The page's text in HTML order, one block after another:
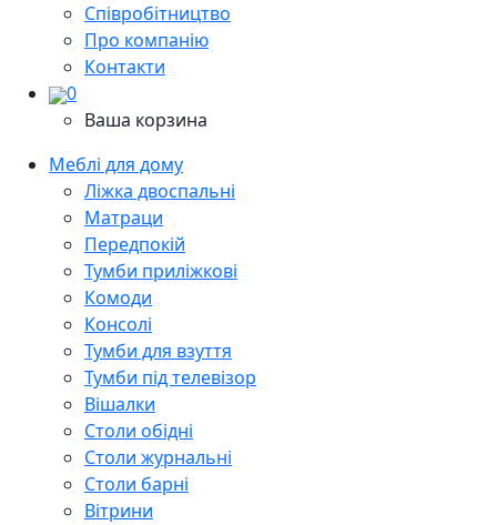
Cпівробітництво
Про компанію
Контакти
0
Ваша корзина
Меблі для дому
Ліжка двоспальні
Матраци
Передпокій
Тумби приліжкові
Комоди
Консолі
Тумби для взуття
Тумби під телевізор
Вішалки
Столи обідні
Столи журнальні
Столи барні
Вітрини